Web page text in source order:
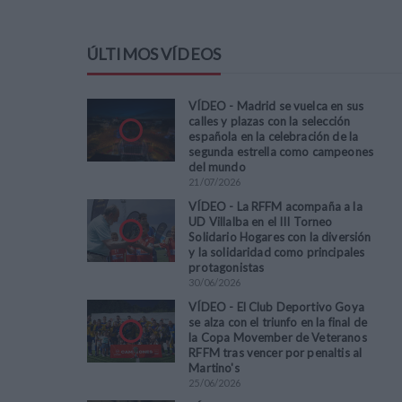
ÚLTIMOS VÍDEOS
VÍDEO - Madrid se vuelca en sus
calles y plazas con la selección
española en la celebración de la
segunda estrella como campeones
del mundo
21 /07/2026
VÍDEO - La RFFM acompaña a la
UD Villalba en el III Torneo
Solidario Hogares con la diversión
y la solidaridad como principales
protagonistas
30/06/2026
VÍDEO - El Club Deportivo Goya
se alza con el triunfo en la final de
la Copa Movember de Veteranos
RFFM tras vencer por penaltis al
Martino's
25/06/2026